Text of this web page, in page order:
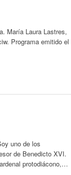
María Laura Lastres,
Programa emitido el
uno de los
de Benedicto XVI.
protodiácono,…